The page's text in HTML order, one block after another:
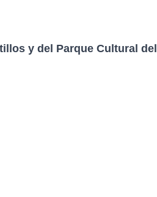
y del Parque Cultural del